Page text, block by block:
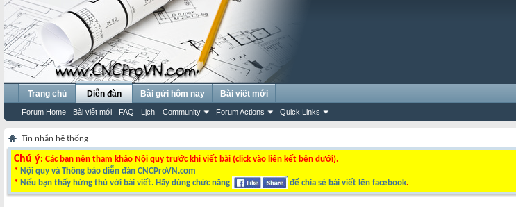
Trang chủ Diễn đàn
Forum Home Bài viết mới FAQ Lịch Community Forum Actions Quick Links
Bài gửi hôm nay Bài viết mới
Tin nhắn hệ thống
Chú ý: Các bạn nên tham khảo Nội quy trước khi viết bài (click vào liên kết bên dưới).
* Nội quy và Thông báo diễn đàn CNCProVN.com
* Nếu bạn thấy hứng thú với bài viết. Hãy dùng chức năng để chia sẻ bài viết lên facebook.